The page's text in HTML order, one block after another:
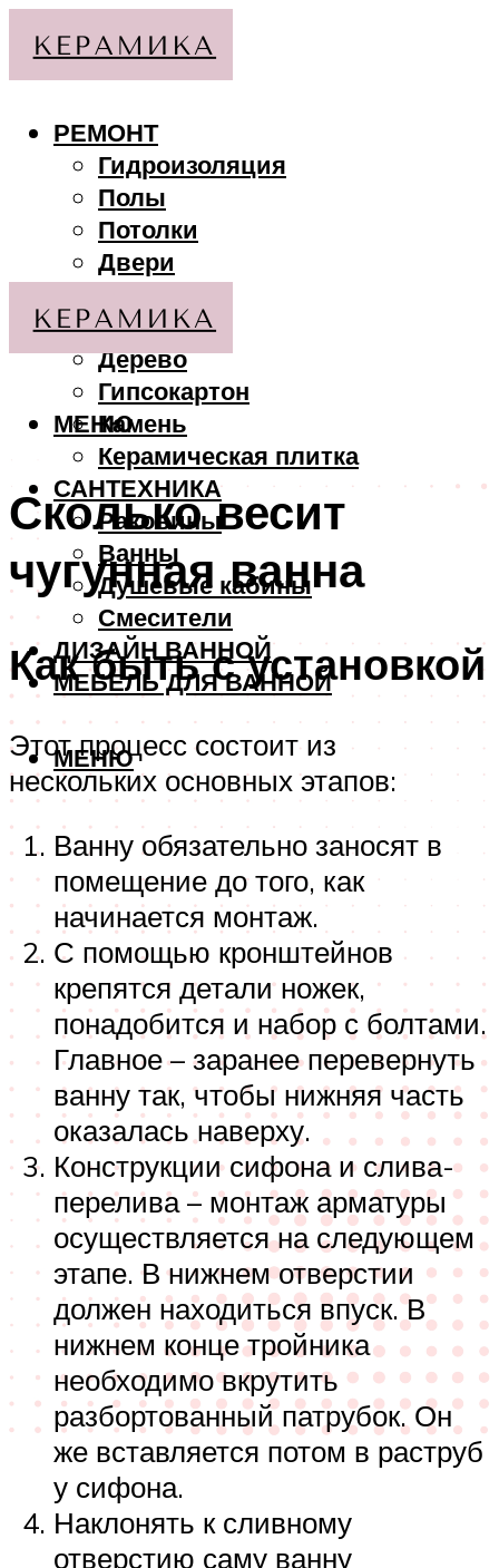
РЕМОНТ
Гидроизоляция
Полы
Потолки
Двери
МАТЕРИАЛЫ
Дерево
Гипсокартон
Камень
Керамическая плитка
САНТЕХНИКА
Раковины
Ванны
Душевые кабины
Смесители
ДИЗАЙН ВАННОЙ
МЕБЕЛЬ ДЛЯ ВАННОЙ
МЕНЮ
МЕНЮ
Сколько весит
чугунная ванна
Как быть с установкой
Этот процесс состоит из
нескольких основных этапов:
Ванну обязательно заносят в
помещение до того, как
начинается монтаж.
С помощью кронштейнов
крепятся детали ножек,
понадобится и набор с болтами.
Главное – заранее перевернуть
ванну так, чтобы нижняя часть
оказалась наверху.
Конструкции сифона и слива-
перелива – монтаж арматуры
осуществляется на следующем
этапе. В нижнем отверстии
должен находиться впуск. В
нижнем конце тройника
необходимо вкрутить
разбортованный патрубок. Он
же вставляется потом в раструб
у сифона.
Наклонять к сливному
отверстию саму ванну